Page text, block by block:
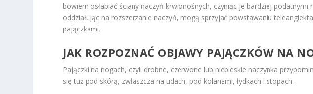
bowiem osłabiać ściany naczyń krwionośnych, czyniąc je bardziej podatnymi
oddziałując na rozszerzanie naczyń, mogą sprzyjać powstawaniu
pajączkami.
JAK ROZPOZNAĆ OBJAWY PAJĄCZKÓW NA
Pajączki na nogach, czyli drobne, czerwone lub niebieskie naczynka
się tuż pod skórą, zwłaszcza na udach, pod kolanami, łydkach i stopach.